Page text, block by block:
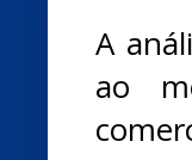
A
ao